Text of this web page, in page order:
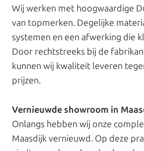
Wij werken met hoogwaardige
van topmerken. Degelijke
systemen en een afwerking die
Door rechtstreeks bij de
kunnen wij kwaliteit leveren
prijzen.
Vernieuwde showroom in
Onlangs hebben wij onze
Maasdijk vernieuwd. Op deze